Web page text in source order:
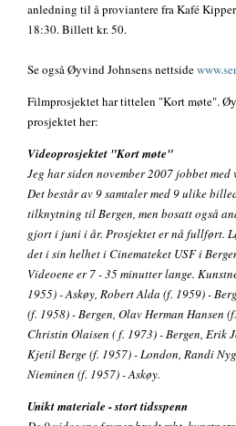
anledning til å proviantere fra Kafé
18:30. Billett kr. 50.
Se også Øyvind Johnsens nettside
Filmprosjektet har tittelen "Kort møte".
prosjektet her:
Videoprosjektet "Kort møte"
Jeg har siden november 2007 jobbet
Det består av 9 samtaler med 9 ulike
tilknytning til Bergen, men bosatt også
gjort i juni i år. Prosjektet er nå fullført.
det i sin helhet i Cinemateket USF i
Videoene er 7 - 35 minutter lange.
1955) - Askøy, Robert Alda (f. 1959) -
(f. 1958) - Bergen, Olav Herman Hansen
Christin Olaisen ( f. 1973) - Bergen, Erik
Kjetil Berge (f. 1957) - London, Randi
Nieminen (f. 1957) - Askøy.
Unikt materiale - stort tidsspenn